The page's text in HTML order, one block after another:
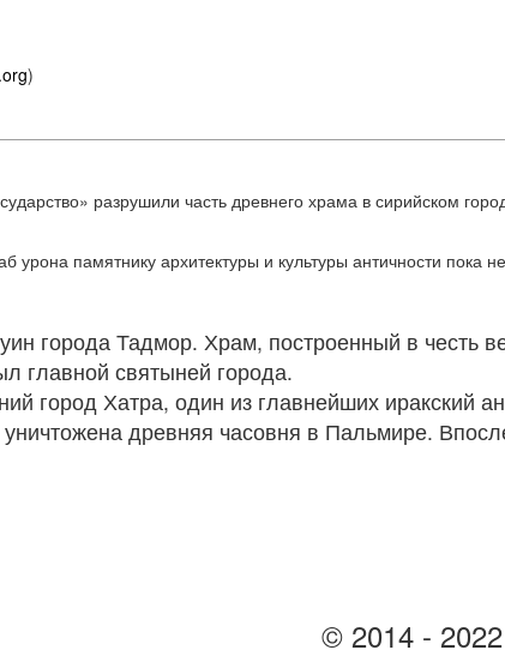
)
разрушили часть древнего храма в сирийском
памятнику архитектуры и культуры античности пока
города Тадмор. Храм, построенный в честь
главной святыней города.
город Хатра, один из главнейших
древняя часовня в Пальмире.
© 2014 -